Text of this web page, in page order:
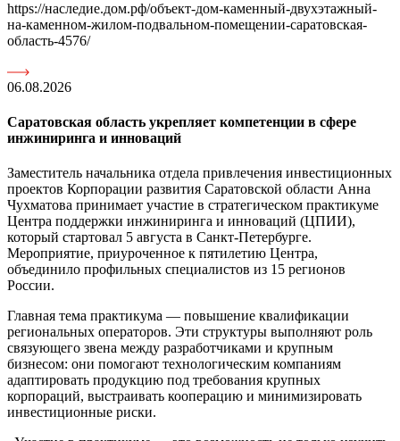
https://наследие.дом.рф/объект-дом-каменный-двухэтажный-
на-каменном-жилом-подвальном-помещении-саратовская-
область-4576/
06.08.2026
Саратовская область укрепляет компетенции в сфере
инжиниринга и инноваций
Заместитель начальника отдела привлечения инвестиционных
проектов Корпорации развития Саратовской области Анна
Чухматова принимает участие в стратегическом практикуме
Центра поддержки инжиниринга и инноваций (ЦПИИ),
который стартовал 5 августа в Санкт-Петербурге.
Мероприятие, приуроченное к пятилетию Центра,
объединило профильных специалистов из 15 регионов
России.
Главная тема практикума — повышение квалификации
региональных операторов. Эти структуры выполняют роль
связующего звена между разработчиками и крупным
бизнесом: они помогают технологическим компаниям
адаптировать продукцию под требования крупных
корпораций, выстраивать кооперацию и минимизировать
инвестиционные риски.